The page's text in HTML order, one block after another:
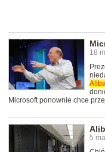
18
Microsoft ponownie chce
5